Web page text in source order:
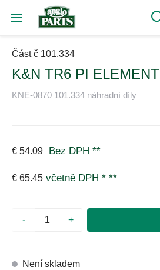
Část č 101.334
K&N TR6 PI ELEMENT
KNE-0870 101.334 náhradní díly
€ 54.09 Bez DPH **
€ 65.45 včetně DPH * **
- +
Není skladem